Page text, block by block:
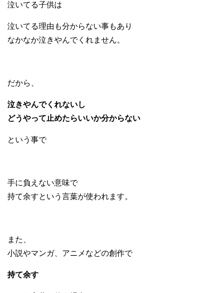
泣いてる子供は
泣いてる理由も分からない事もあり
なかなか泣きやんでくれません。
だから、
泣きやんでくれないし
どうやって止めたらいいか分からない
という事で
手に負えない意味で
持て余すという言葉が使われます。
また、
小説やマンガ、アニメなどの創作で
持て余す